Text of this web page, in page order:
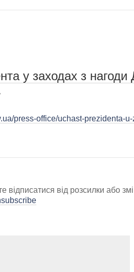
у заходах з нагоди
press-office/uchast-prezidenta-
від розсилки або